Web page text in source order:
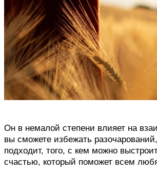
Он в немалой степени влияет на
вы сможете избежать
подходит, того, с кем можно
счастью, который поможет всем